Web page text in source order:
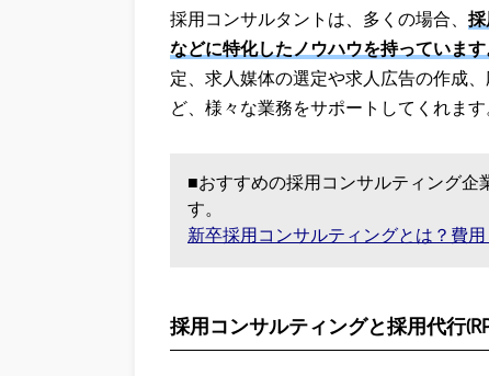
採用コンサルタントは、多くの場合、 採
などに特化したノウハウを持っています
定、求人媒体の選定や求人広告の作成
ど、様々な業務をサポートしてくれます
■おすすめの採用コンサルティング企
す。
新卒採用コンサルティングとは？費
採用コンサルティングと採用代行